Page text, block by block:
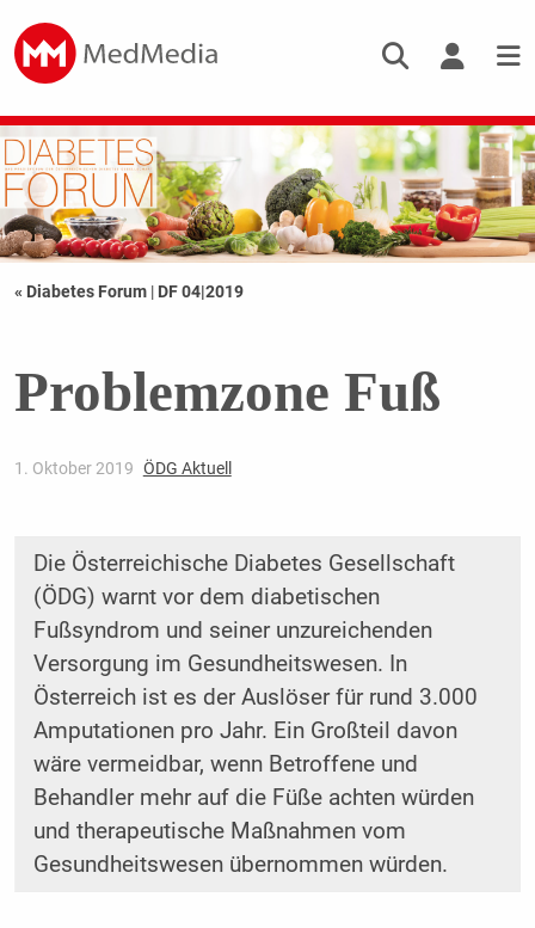
« Diabetes Forum | DF 04|2019
Problemzone Fuß
1. Oktober 2019 ÖDG Aktuell
Die Österreichische Diabetes Gesellschaft
(ÖDG) warnt vor dem diabetischen
Fußsyndrom und seiner ­unzureichenden
Versorgung im Gesundheitswesen. In
Österreich ist es der Auslöser für rund 3.000
Amputationen pro Jahr. Ein Großteil davon
wäre vermeidbar, wenn Betroffene und
Behandler mehr auf die Füße achten würden
und therapeutische Maßnahmen vom
Gesundheitswesen übernommen würden.